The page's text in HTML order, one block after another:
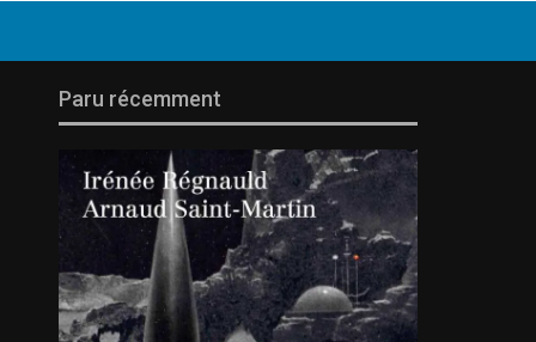
Paru récemment